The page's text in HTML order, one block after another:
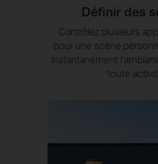
Définir des
Contrôlez plusieurs
pour une scène
instantanément
toute